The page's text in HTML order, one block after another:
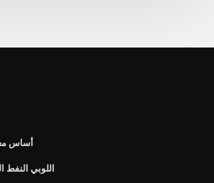
أساس
اللوبي النفط